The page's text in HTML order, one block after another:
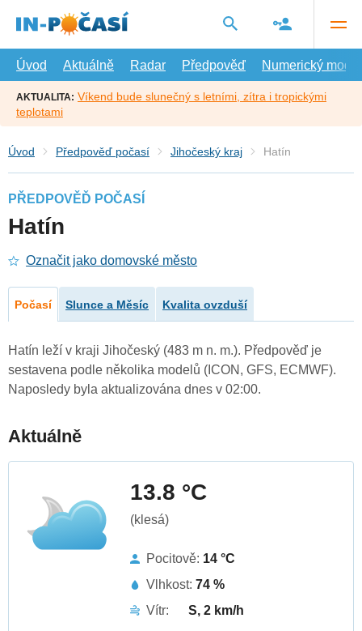
hlavní
Úvod
Aktuálně Radar Předpověď Numerický model
AKTUALITA: Víkend bude slunečný s letními, zítra i tropickými
teplotami
Úvod Předpověď počasí Jihočeský kraj Hatín
PŘEDPOVĚĎ POČASÍ
Hatín
Označit jako domovské město
Počasí Slunce a Měsíc Kvalita ovzduší
Hatín leží v kraji Jihočeský (483 m n. m.). Předpověď je
sestavena podle několika modelů (ICON, GFS, ECMWF).
Naposledy byla aktualizována dnes v 02:00.
Aktuálně
13.8 °C
(klesá)
Pocitově: 14 °C
Vlhkost: 74 %
Vítr:
S, 2 km/h